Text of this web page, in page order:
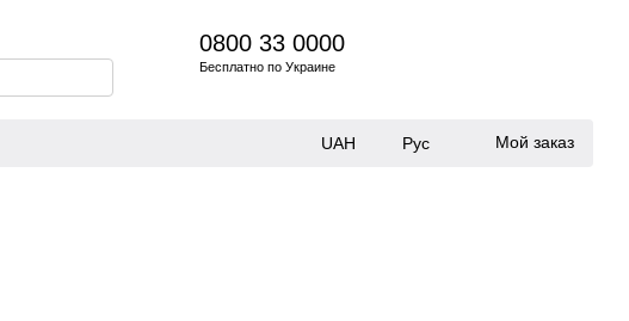
0800 33 0000
Бесплатно по Украине
UAH Рус Мой заказ